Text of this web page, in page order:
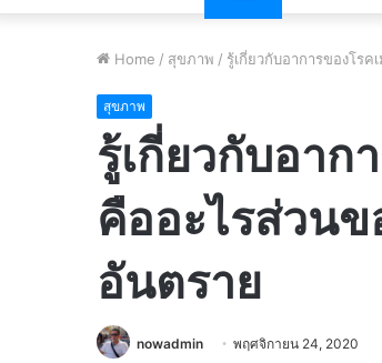
Home / สุขภาพ / รู้เกี่ยวกับอาการของโร
สุขภาพ
รู้เกี่ยวกับอาก
คืออะไรส่วนข
อันตราย
nowadmin พฤศจิกายน 24, 2020